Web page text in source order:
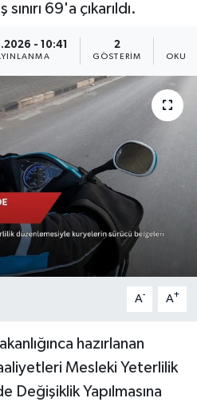
69'a çıkarıldı.
- 10:41 2
GÖSTERIM
A- A+
hazırlanan
Mesleki Yeterlilik
Değişiklik Yapılmasına